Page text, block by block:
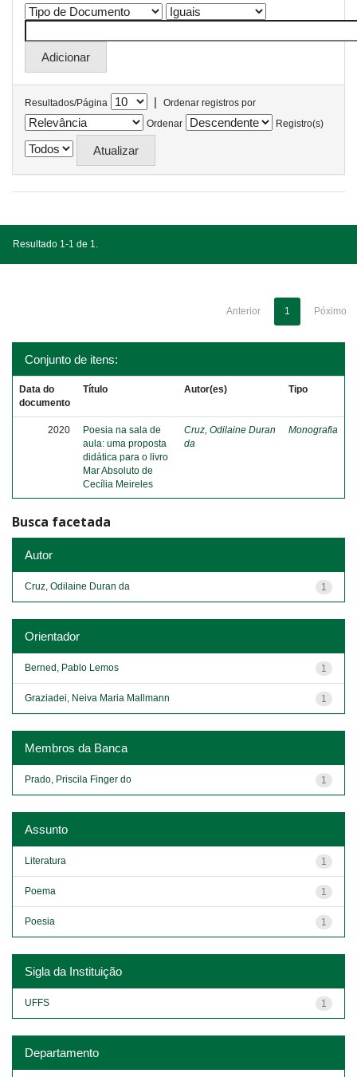
Resultados/Página |
Ordenar registros por
Ordenar
Registro(s)
Resultado 1-1 de 1.
Anterior 1 Póximo
Conjunto de itens:
Data do
documento
Título Autor(es) Tipo
2020
Poesia na sala de
aula: uma proposta
didática para o livro
Mar Absoluto de
Cecília Meireles
Cruz, Odilaine Duran
da
Monografia
Busca facetada
Autor
1
Cruz, Odilaine Duran da
Orientador
1
Berned, Pablo Lemos
1
Graziadei, Neiva Maria Mallmann
Membros da Banca
1
Prado, Priscila Finger do
Assunto
1
Literatura
1
Poema
1
Poesia
Sigla da Instituição
1
UFFS
Departamento